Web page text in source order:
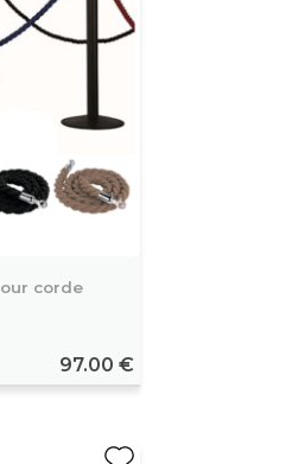
corde
97.00 €